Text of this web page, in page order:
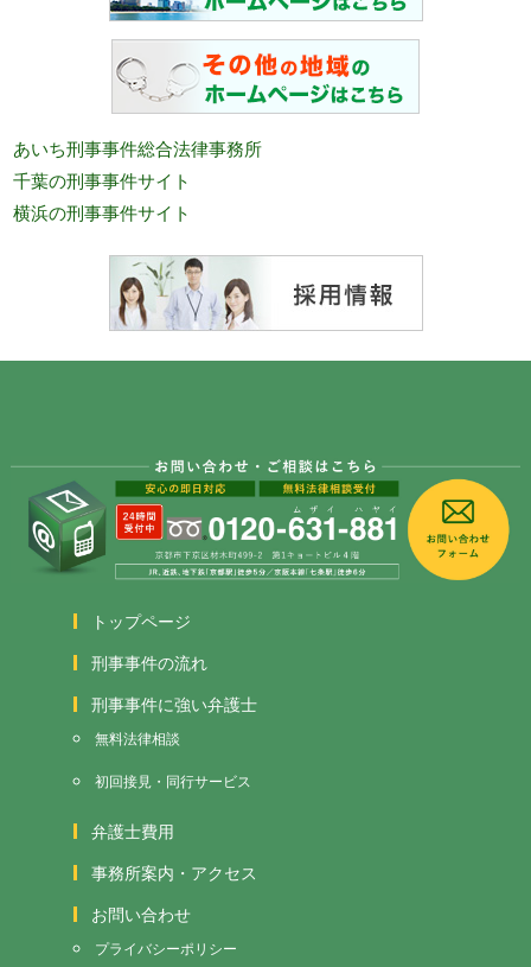
あいち刑事事件総合法律事務所
千葉の刑事事件サイト
横浜の刑事事件サイト
トップページ
刑事事件の流れ
刑事事件に強い弁護士
無料法律相談
初回接見・同行サービス
弁護士費用
事務所案内・アクセス
お問い合わせ
プライバシーポリシー